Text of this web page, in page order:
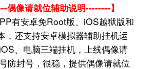
偶像请就位辅助说明--------】
有安卓免Root版、 iOS越狱版和
，还支持安卓模拟器辅助挂机运
iOS、电脑三端挂机，上线偶像请
防封号，很稳，提供偶像请就位